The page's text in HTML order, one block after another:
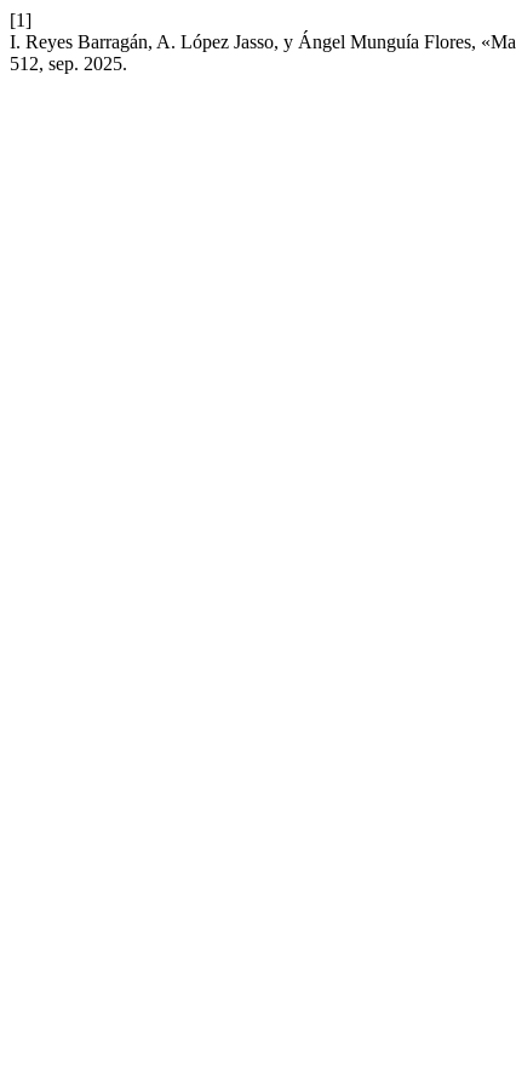
[1]
I. Reyes Barragán, A. López Jasso, y Ángel Munguía Flores,
512, sep. 2025.